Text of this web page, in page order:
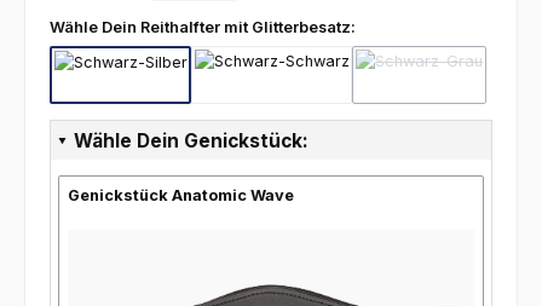
Wähle Dein Reithalfter mit Glitterbesatz:
Wähle Dein Genickstück:
Genickstück Anatomic Wave